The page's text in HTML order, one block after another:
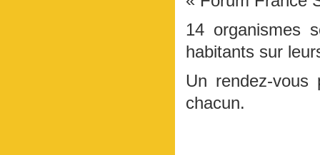
14 organismes
habitants sur
Un rendez-vous
chacun.